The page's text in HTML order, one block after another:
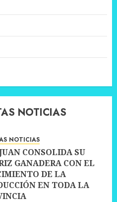
NOTICIAS
NOTICIAS
CONSOLIDA SU
GANADERA CON EL
DE LA
EN TODA LA